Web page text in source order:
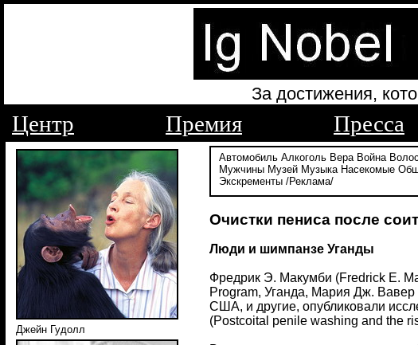
За достижения,
Центр Премия Пресса
Джейн Гудолл
Автомобиль Алкоголь Вера Война
Мужчины Музей Музыка Насекомые
Экскременты /Реклама/
Очистки пениса после
Люди и шимпанзе Уганды
Фредрик Э. Макумби (Fredrick E.
Program, Уганда, Мария Дж.
США, и другие, опубликовали
(Postcoital penile washing and the